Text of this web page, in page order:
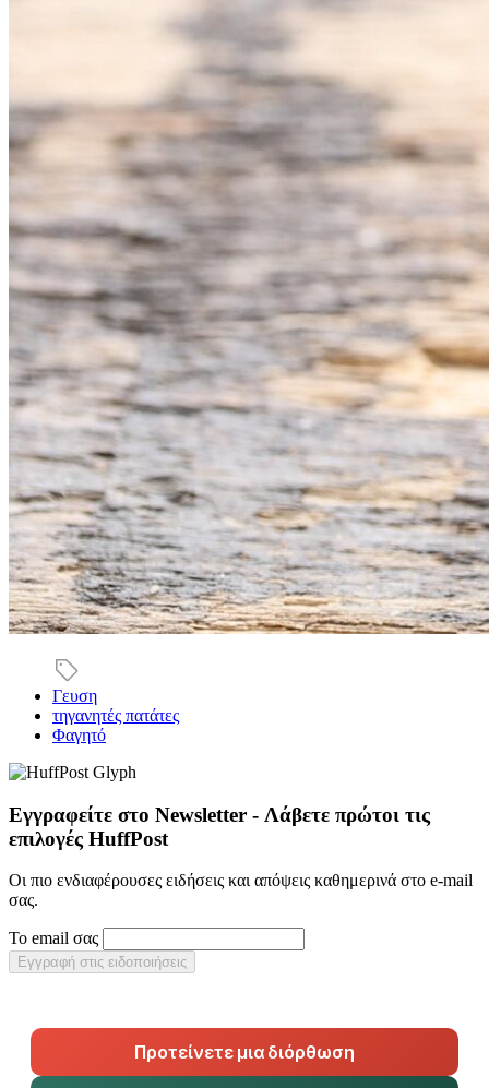
Γευση
τηγανητές πατάτες
Φαγητό
Εγγραφείτε στο Newsletter - Λάβετε πρώτοι τις
επιλογές HuffPost
Οι πιο ενδιαφέρουσες ειδήσεις και απόψεις καθημερινά στο e-mail
σας.
Το email σας
Εγγραφή στις ειδοποιήσεις
Προτείνετε μια διόρθωση